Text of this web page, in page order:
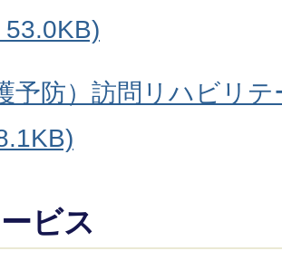
53.0KB)
予防）訪問リハビリ
ビス